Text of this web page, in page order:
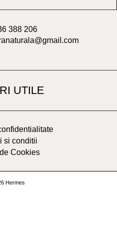
388 206
UTILE
si conditii
Cookies
Hermes